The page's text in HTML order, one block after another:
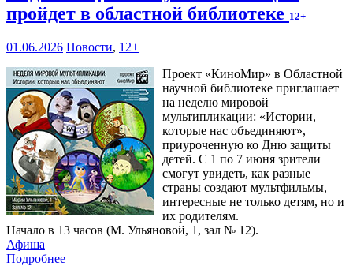
пройдет в областной библиотеке 12+
01.06.2026 Новости, 12+
Проект «КиноМир» в Областной
научной библиотеке приглашает
на неделю мировой
мультипликации: «Истории,
которые нас объединяют»,
приуроченную ко Дню защиты
детей. С 1 по 7 июня зрители
смогут увидеть, как разные
страны создают мультфильмы,
интересные не только детям, но и
их родителям.
Начало в 13 часов (М. Ульяновой, 1, зал № 12).
Афиша
Подробнее